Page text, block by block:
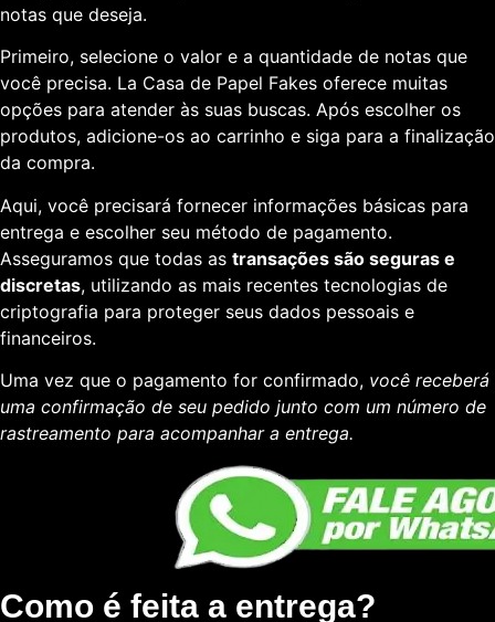
notas que deseja.
Primeiro, selecione o valor e a quantidade de notas que
você precisa. La Casa de Papel Fakes oferece muitas
opções para atender às suas buscas. Após escolher os
produtos, adicione-os ao carrinho e siga para a finalização
da compra.
Aqui, você precisará fornecer informações básicas para
entrega e escolher seu método de pagamento.
Asseguramos que todas as transações são seguras e
discretas, utilizando as mais recentes tecnologias de
criptografia para proteger seus dados pessoais e
financeiros.
Uma vez que o pagamento for confirmado, você receberá
uma confirmação de seu pedido junto com um número de
rastreamento para acompanhar a entrega.
Como é feita a entrega?